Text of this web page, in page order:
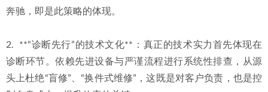
奔驰，即是此策略的体现。
2.  **“诊断先行”的技术文化**：真正的技术实力首先体现在
诊断环节。依赖先进设备与严谨流程进行系统性排查，从源
头上杜绝“盲修”、“换件式维修”，这既是对客户负责，也是控